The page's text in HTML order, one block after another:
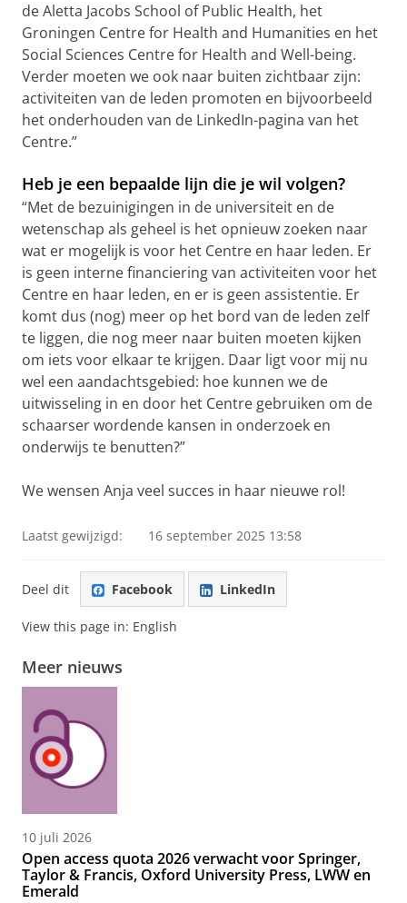
de Aletta Jacobs School of Public Health, het
Groningen Centre for Health and Humanities en het
Social Sciences Centre for Health and Well-being.
Verder moeten we ook naar buiten zichtbaar zijn:
activiteiten van de leden promoten en bijvoorbeeld
het onderhouden van de LinkedIn-pagina van het
Centre.”
Heb je een bepaalde lijn die je wil volgen?
“Met de bezuinigingen in de universiteit en de
wetenschap als geheel is het opnieuw zoeken naar
wat er mogelijk is voor het Centre en haar leden. Er
is geen interne financiering van activiteiten voor het
Centre en haar leden, en er is geen assistentie. Er
komt dus (nog) meer op het bord van de leden zelf
te liggen, die nog meer naar buiten moeten kijken
om iets voor elkaar te krijgen. Daar ligt voor mij nu
wel een aandachtsgebied: hoe kunnen we de
uitwisseling in en door het Centre gebruiken om de
schaarser wordende kansen in onderzoek en
onderwijs te benutten?”
We wensen Anja veel succes in haar nieuwe rol!
Laatst gewijzigd: 16 september 2025 13:58
Deel dit Facebook LinkedIn
View this page in: English
Meer nieuws
10 juli 2026
Open access quota 2026 verwacht voor Springer,
Taylor & Francis, Oxford University Press, LWW en
Emerald